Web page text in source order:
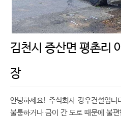
김천시 증산면 평촌리
장
안녕하세요! 주식회사 강우건설입니
불퉁하거나 금이 간 도로 때문에 불